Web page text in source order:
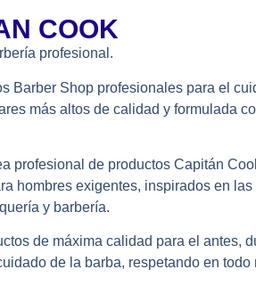
COOK
profesional.
Barber Shop profesionales para el
más altos de calidad y formulada
profesional de productos Capitán
hombres exigentes, inspirados en las
y barbería.
de máxima calidad para el antes,
de la barba, respetando en todo